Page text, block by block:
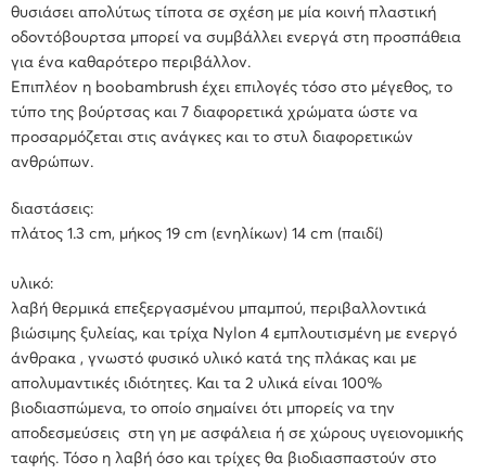
θυσιάσει απολύτως τίποτα σε σχέση με μία κοινή πλαστική
οδοντόβουρτσα μπορεί να συμβάλλει ενεργά στη προσπάθεια
για ένα καθαρότερο περιβάλλον.
Επιπλέον η boobambrush έχει επιλογές τόσο στο μέγεθος, το
τύπο της βούρτσας και 7 διαφορετικά χρώματα ώστε να
προσαρμόζεται στις ανάγκες και το στυλ διαφορετικών
ανθρώπων.
διαστάσεις:
πλάτος 1.3 cm, μήκος 19 cm (ενηλίκων) 14 cm (παιδί)
υλικό:
λαβή θερμικά επεξεργασμένου μπαμπού, περιβαλλοντικά
βιώσιμης ξυλείας, και τρίχα Nylon 4 εμπλουτισμένη με ενεργό
άνθρακα , γνωστό φυσικό υλικό κατά της πλάκας και με
απολυμαντικές ιδιότητες. Και τα 2 υλικά είναι 100%
βιοδιασπώμενα, το οποίο σημαίνει ότι μπορείς να την
αποδεσμεύσεις στη γη με ασφάλεια ή σε χώρους υγειονομικής
ταφής. Τόσο η λαβή όσο και τρίχες θα βιοδιασπαστούν στο